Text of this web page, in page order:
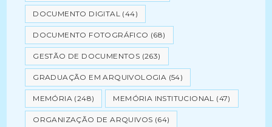
DOCUMENTO DIGITAL (44)
DOCUMENTO FOTOGRÁFICO (68)
GESTÃO DE DOCUMENTOS (263)
GRADUAÇÃO EM ARQUIVOLOGIA (54)
MEMÓRIA (248) MEMÓRIA INSTITUCIONAL (47)
ORGANIZAÇÃO DE ARQUIVOS (64)